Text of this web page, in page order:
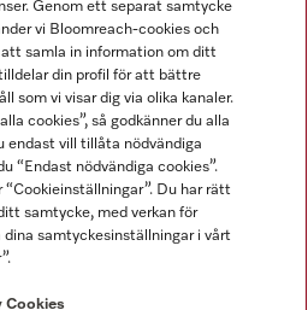
Genom ett separat samtycke
vi Bloomreach-cookies och
samla in information om ditt
din profil för att bättre
som vi visar dig via olika kanaler.
cookies”, så godkänner du alla
endast vill tillåta nödvändiga
“Endast nödvändiga cookies”.
Du har rätt
samtycke, med verkan för
samtyckesinställningar i vårt
Cookies